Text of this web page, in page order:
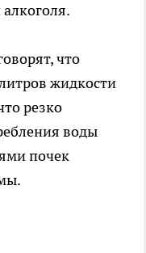
алкоголя.
что
жидкости
резко
воды
почек